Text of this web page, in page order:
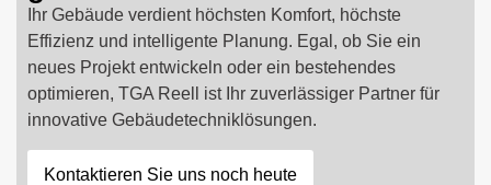
Ihr Gebäude verdient höchsten Komfort, höchste
Effizienz und intelligente Planung. Egal, ob Sie ein
neues Projekt entwickeln oder ein bestehendes
optimieren, TGA Reell ist Ihr zuverlässiger Partner für
innovative Gebäudetechniklösungen.
Kontaktieren Sie uns noch heute